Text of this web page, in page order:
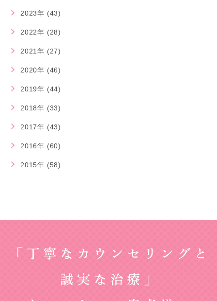
2023年 (43)
2022年 (28)
2021年 (27)
2020年 (46)
2019年 (44)
2018年 (33)
2017年 (43)
2016年 (60)
2015年 (58)